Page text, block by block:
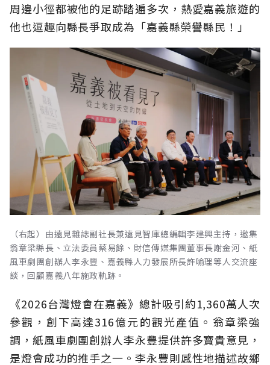
周邊小徑都被他的足跡踏遍多次，熱愛嘉義旅遊的
他也逗趣向縣長爭取成為「嘉義縣榮譽縣民！」
（右起）由遠見雜誌副社長兼遠見智庫總編輯李建興主持，邀集
翁章梁縣長、立法委員蔡易餘、財信傳媒集團董事長謝金河、紙
風車劇團創辦人李永豐、嘉義縣人力發展所長許喻理等人交流座
談，回顧嘉義八年施政軌跡。
《2026台灣燈會在嘉義》總計吸引約1,360萬人次
參觀，創下高達316億元的觀光產值。翁章梁強
調，紙風車劇團創辦人李永豐提供許多寶貴意見，
是燈會成功的推手之一。李永豐則感性地描述故鄉